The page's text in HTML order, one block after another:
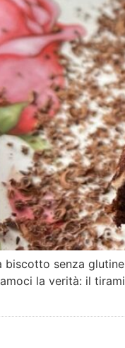
biscotto senza
la verità: il